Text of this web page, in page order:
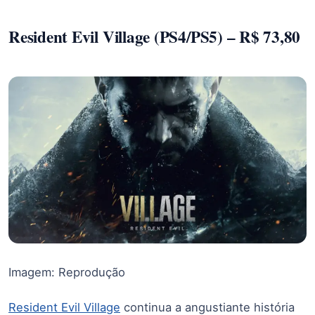
Resident Evil Village (PS4/PS5) – R$ 73,80
Imagem: Reprodução
Resident Evil Village continua a angustiante história